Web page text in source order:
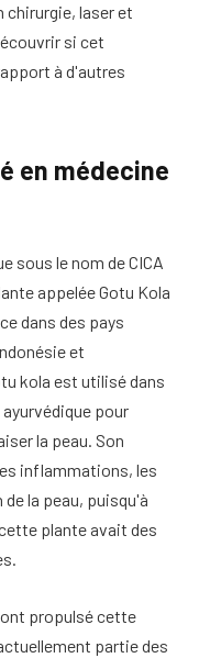
chirurgie, laser et
si cet
à d'autres
en médecine
sous le nom de CICA
appelée Gotu Kola
dans des pays
et
kola est utilisé dans
pour
la peau. Son
inflammations, les
la peau, puisqu'à
plante avait des
propulsé cette
partie des